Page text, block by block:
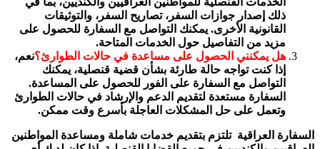
ذلك إصدار جوازات السفر، تصاريح السفر، والتوثيقات
القانونية الأخرى. يمكنك التواصل مع السفارة للحصول على
مزيد من التفاصيل حول الخدمات المتاحة.
هل يمكنني الحصول على مساعدة في حالات الطوارئ؟نعم،
إذا كنت تواجه حالة طارئة بشأن قضية قنصلية، يمكنك
التواصل مع السفارة على الفور للحصول على المساعدة.
السفارة مستعدة لتقديم الدعم والإرشاد في حالات الطوارئ
وتعمل على حل المشكلات العاجلة بأسرع وقت ممكن.
السفارة العراقية تلتزم بتقديم خدمات شاملة ومساعدة المواطنين